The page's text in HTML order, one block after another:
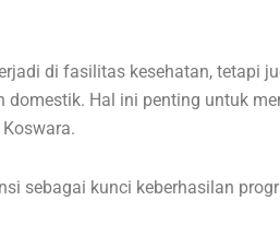
di fasilitas kesehatan, tetapi
domestik. Hal ini penting untuk
sebagai kunci keberhasilan